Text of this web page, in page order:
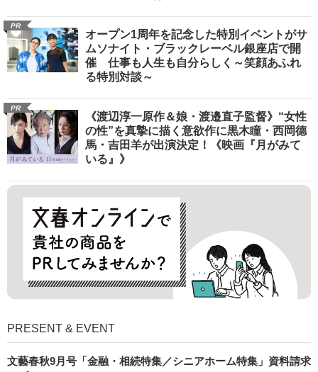
PR
オープン1周年を記念した特別イベントがサ
ムソナイト・ブラックレーベル銀座店で開
催 仕事も人生も自分らしく～笑顔あふれ
る特別対談～
PR
《渡辺淳一原作＆娘・渡邉直子監督》“女性
の性”を真摯に描く意欲作に黒木瞳・西岡德
馬・吉田羊が出演決定！《映画『月がみて
いる』》
PRESENT & EVENT
文藝春秋9月号「金融・相続特集／シニアホーム特集」資料請求